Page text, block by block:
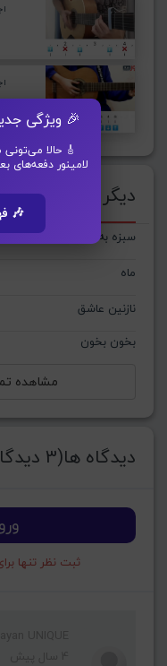
🎉 ویژگی
🎸 حالا
لامینور دفعه‌های
🎶
دیگر ترانه‌های :
سبزه به ناز می آید
ماه
نازنین عاشق
بخون بخون
مشاهده
دیدگاه ها(3 دیدگاه)
ثبت نظر تنها